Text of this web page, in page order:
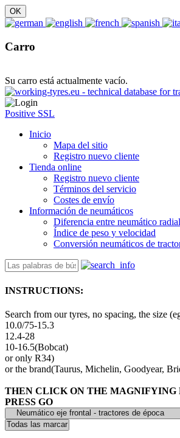
Carro
Su carro está actualmente vacío.
Positive SSL
Inicio
Mapa del sitio
Registro nuevo cliente
Tienda online
Registro nuevo cliente
Términos del servicio
Costes de envío
Información de neumáticos
Diferencia entre neumático
Índice de peso y velocidad
Conversión neumáticos de
INSTRUCTIONS:
Search from our tyres, no spacing, the size
10.0/75-15.3
12.4-28
10-16.5(Bobcat)
or only R34)
or the brand(Taurus, Michelin, Goodyear,
THEN CLICK ON THE MAGNIFYING
PRESS GO